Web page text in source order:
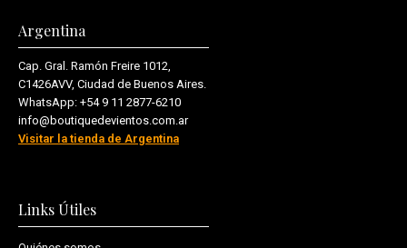
Argentina
Cap. Gral. Ramón Freire 1012,
C1426AVV, Ciudad de Buenos Aires.
WhatsApp: +54 9 11 2877-6210
info@boutiquedevientos.com.ar
Visitar la tienda de Argentina
Links Útiles